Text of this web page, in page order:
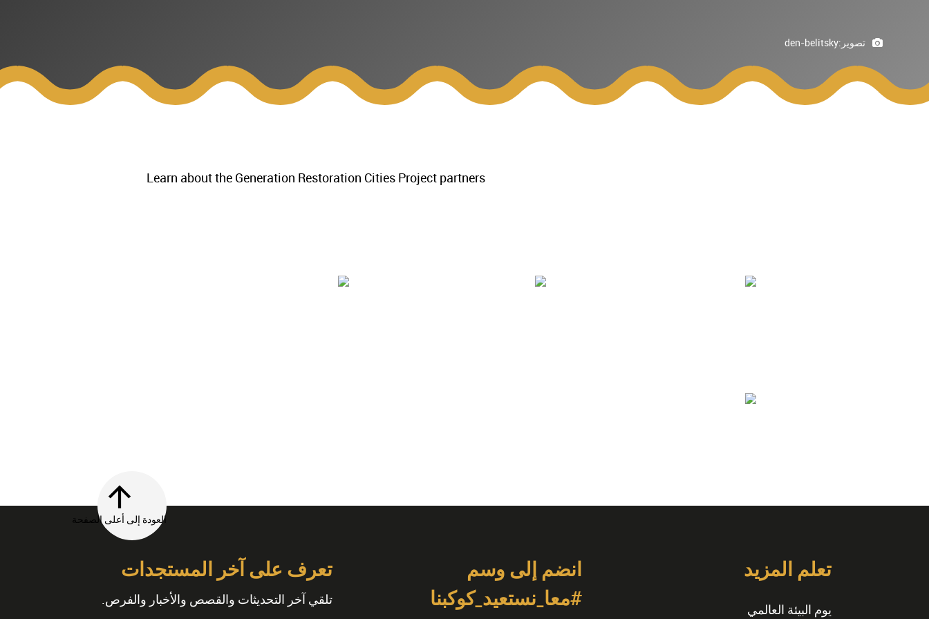
تصوير:den-belitsky
Learn about the Generation Restoration Cities Project partners
العودة إلى أعلى الصفحة
تعلم المزيد
يوم البيئة العالمي
انضم إلى وسم
#معا_نستعيد_كوكبنا
تعرف على آخر المستجدات
تلقي آخر التحديثات والقصص والأخبار والفرص.